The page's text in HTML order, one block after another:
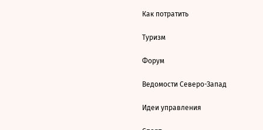
Как потратить
Туризм
Форум
Ведомости Северо-Запад
Идеи управления